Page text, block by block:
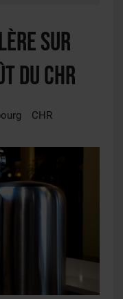
sur
du CHR
CHR